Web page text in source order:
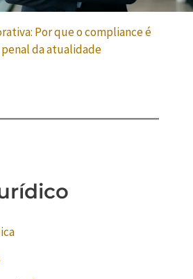
Por que o compliance é
da atualidade